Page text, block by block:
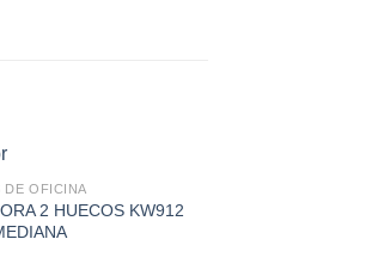
DE OFICINA
2 HUECOS KW912